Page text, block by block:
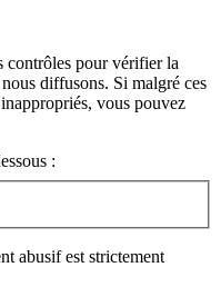
contrôles pour vérifier la
diffusons. Si malgré ces
vous pouvez
:
abusif est strictement